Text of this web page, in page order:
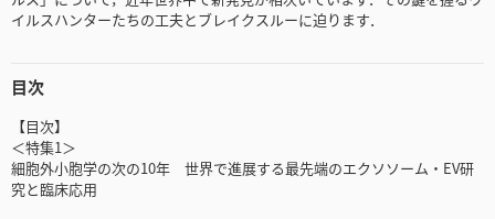
イルスハンターたちの工夫とブレイクスルーに迫ります．
目次
【目次】
＜特集1＞
細胞外小胞学の次の10年 世界で進展する最先端のエクソソーム・EV研
究と臨床応用